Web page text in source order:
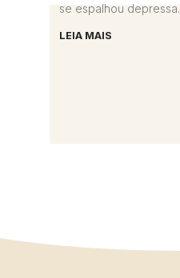
se espalhou
LEIA MAIS